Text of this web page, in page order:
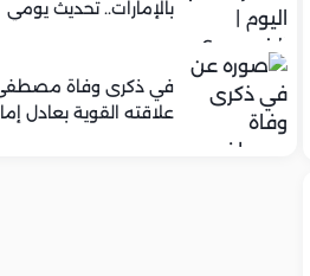
بالإمارات.. تحديث يومي
في ذكرى وفاة
علاقته القوية بعادل